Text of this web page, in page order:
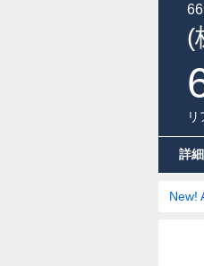
(
詳細
New!